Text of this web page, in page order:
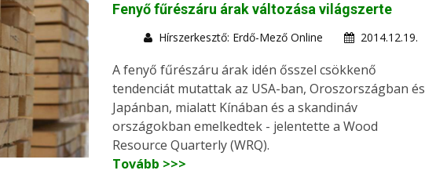
Fenyő fűrészáru árak változása világszerte
Hírszerkesztő: Erdő-Mező Online 2014.12.19.
A fenyő fűrészáru árak idén ősszel csökkenő
tendenciát mutattak az USA-ban, Oroszországban és
Japánban, mialatt Kínában és a skandináv
országokban emelkedtek - jelentette a Wood
Resource Quarterly (WRQ).
Tovább >>>